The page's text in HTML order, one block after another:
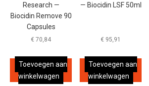
Research —
Biocidin Remove 90
Capsules
€ 70,84
Toevoegen aan
winkelwagen
— Biocidin LSF 50ml
€ 95,91
Toevoegen aan
winkelwagen